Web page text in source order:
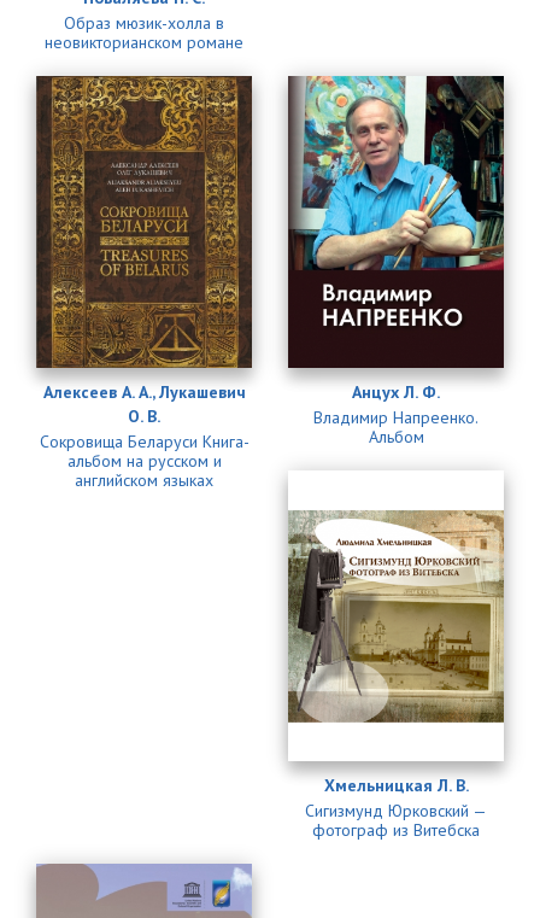
Образ мюзик-холла в
неовикторианском романе
Алексеев А. А., Лукашевич
О. В.
Сокровища Беларуси Книга-
альбом на русском и
английском языках
Анцух Л. Ф.
Владимир Напреенко.
Альбом
Хмельницкая Л. В.
Сигизмунд Юрковский —
фотограф из Витебска